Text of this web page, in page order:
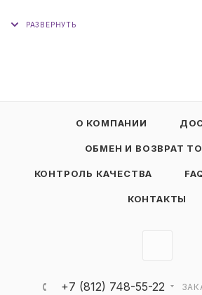
О КОМПАНИИ
ОБМЕН И ВОЗВРАТ
КОНТРОЛЬ КАЧЕСТВА
КОНТАКТЫ
+7 (812) 748-55-22